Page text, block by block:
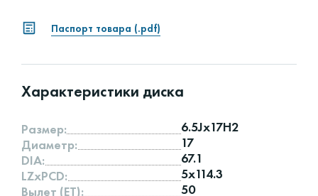
Паспорт товара (.pdf)
Характеристики диска
Размер:
6.5Jx17H2
Диаметр:
17
DIA:
67.1
LZxPCD:
5x114.3
Вылет (ET):
50